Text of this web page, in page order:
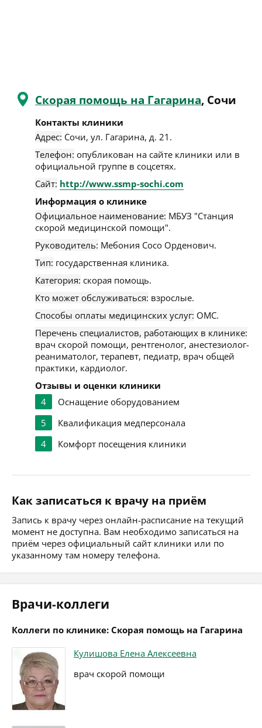
Скорая помощь на Гагарина, Сочи
Контакты клиники
Адрес: Сочи, ул. Гагарина, д. 21 .
Телефон: опубликован на сайте клиники или в
официальной группе в соцсетях.
Сайт: http://www.ssmp-sochi.com
Информация о клинике
Официальное наименование: МБУЗ "Станция
скорой медицинской помощи".
Руководитель: Мебония Сосо Орденович.
Тип: государственная клиника.
Категория: скорая помощь.
Кто может обслуживаться: взрослые.
Способы оплаты медицинских услуг: ОМС.
Перечень специалистов, работающих в клинике:
врач скорой помощи, рентгенолог, анестезиолог-
реаниматолог, терапевт, педиатр, врач общей
практики, кардиолог.
Отзывы и оценки клиники
4
Оснащение оборудованием
5
Квалификация медперсонала
4
Комфорт посещения клиники
Как записаться к врачу на приём
Запись к врачу через онлайн-расписание на текущий
момент не доступна. Вам необходимо записаться на
приём через официальный сайт клиники или по
указанному там номеру телефона.
Врачи-коллеги
Коллеги по клинике: Скорая помощь на Гагарина
Кулишова Елена Алексеевна
врач скорой помощи